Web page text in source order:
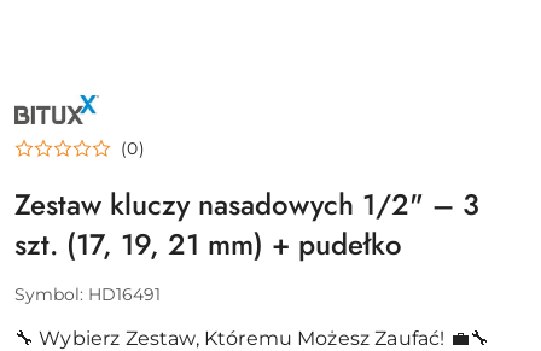
NAZWA
PRODUCENTA:
BITUXX
(0)
Zestaw kluczy nasadowych 1/2" – 3
szt. (17, 19, 21 mm) + pudełko
Symbol: HD16491
🔧 Wybierz Zestaw, Któremu Możesz Zaufać! 💼🔧